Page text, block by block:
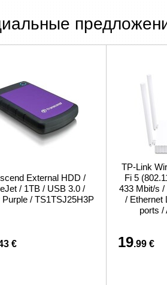
External HDD /
/ 1TB / USB 3.0 /
Purple / TS1TSJ25H3P
€
TP-Link
Fi 5
433 Mbit/s /
/ Ethernet
ports /
19.99 €